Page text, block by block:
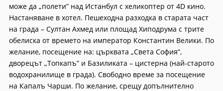
може да „полети” над Истанбул с хeликоптер от 4D кино.
Настаняване в хотел. Пешеходна разходка в старата част
на града – Султан Ахмед или площад Хиподрума с трите
обелиска от времето на император Константин Велики. По
желание, посещение на: църквата „Света София”,
дворецът „Топкапъ” и Базиликата – цистерна (най-старото
водохранилище в града). Свободно време за посещение
на Капалъ Чарши. По желание, срещу допълнително